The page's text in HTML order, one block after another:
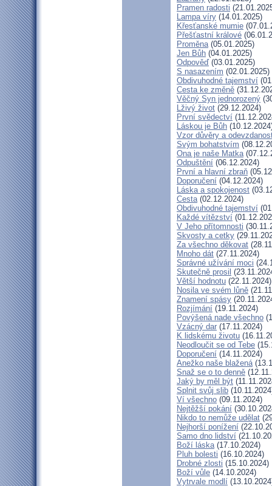
Pramen radosti
Lampa víry (14.01.2025)
Křesťanské mumie
Přešťastní králové
Proměna(05.01.2025)
Jen Bůh (04.01.2025)
Odpověď (03.01.2025)
S nasazením (02.01.2025)
Obdivuhodné tajemství
Cesta ke změně
Věčný Syn jednorozený
Lživý život (29.12.2024)
První svědectví
Láskou je Bůh
Vzor důvěry a
Svým bohatstvím
Ona je naše Matka
Odpuštění (06.12.2024)
První a hlavní zbraň
Doporučení (04.12.2024)
Láska a spokojenost
Cesta(02.12.2024)
Obdivuhodné tajemství
Každé vítězství
V Jeho přítomnosti
Skvosty a cetky
Za všechno děkovat
Mnoho dát (27.11.2024)
Správné užívání moci
Skutečně prosil
Větší hodnotu (22.11.2024)
Nosila ve svém lůně
Znamení spásy
Rozjímání (19.11.2024)
Povýšená nade všechno
Vzácný dar (17.11.2024)
K lidskému životu
Neodloučit se od Tebe
Doporučení (14.11.2024)
Anežko naše blažená
Snaž se o to denně
Jaký by měl být
Splnit svůj slib
Ví všechno (09.11.2024)
Nejtěžší pokání
Nikdo to nemůže udělat
Nejhorší ponížení
Samo dno lidství
Boží láska(17.10.2024)
Pluh bolesti (16.10.2024)
Drobné zlosti (15.10.2024)
Boží vůle (14.10.2024)
Vytrvale modlí